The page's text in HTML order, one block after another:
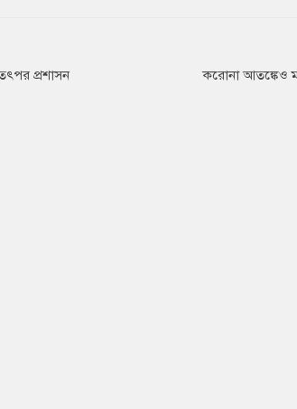
প্রশাসন করোনা আতঙ্কেও